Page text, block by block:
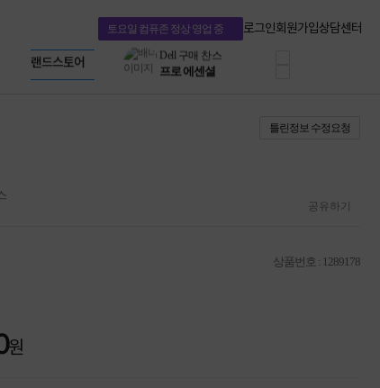
토요일 컴퓨존 정상 영업 중 로그인회원가입상담센터
LG gram & 브랜드스토어
Microsoft 브랜드스토어
Dell 구매 찬스
프로 에센셜
타협 없는 게이밍
HP OMEN
틀린정보 수정요청
공유하기
상품번호 : 1289178
원